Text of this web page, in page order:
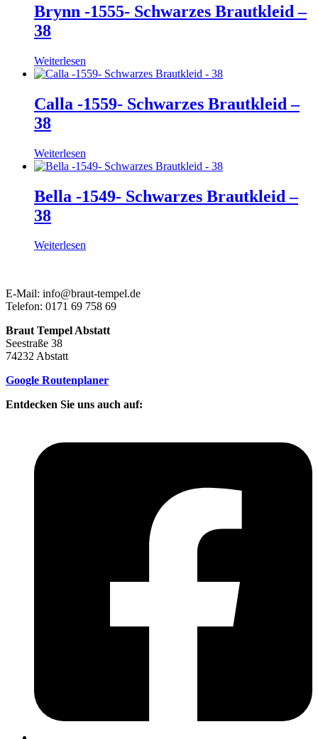
Brynn -1555- Schwarzes Brautkleid –
38
Weiterlesen
Calla -1559- Schwarzes Brautkleid –
38
Weiterlesen
Bella -1549- Schwarzes Brautkleid –
38
Weiterlesen
E-Mail: info@braut-tempel.de
Telefon: 0171 69 758 69
Braut Tempel Abstatt
Seestraße 38
74232 Abstatt
Google Routenplaner
Entdecken Sie uns auch auf: